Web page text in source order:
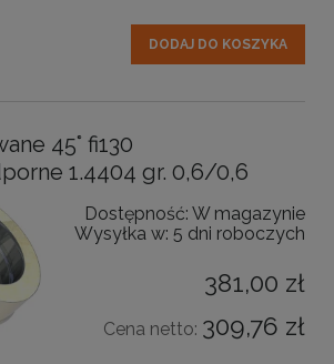
DODAJ DO KOSZYKA
45° fi130
1.4404 gr. 0,6/0,6
Dostępność: W magazynie
Wysyłka w: 5 dni roboczych
381,00 zł
Cena netto: 309,76 zł